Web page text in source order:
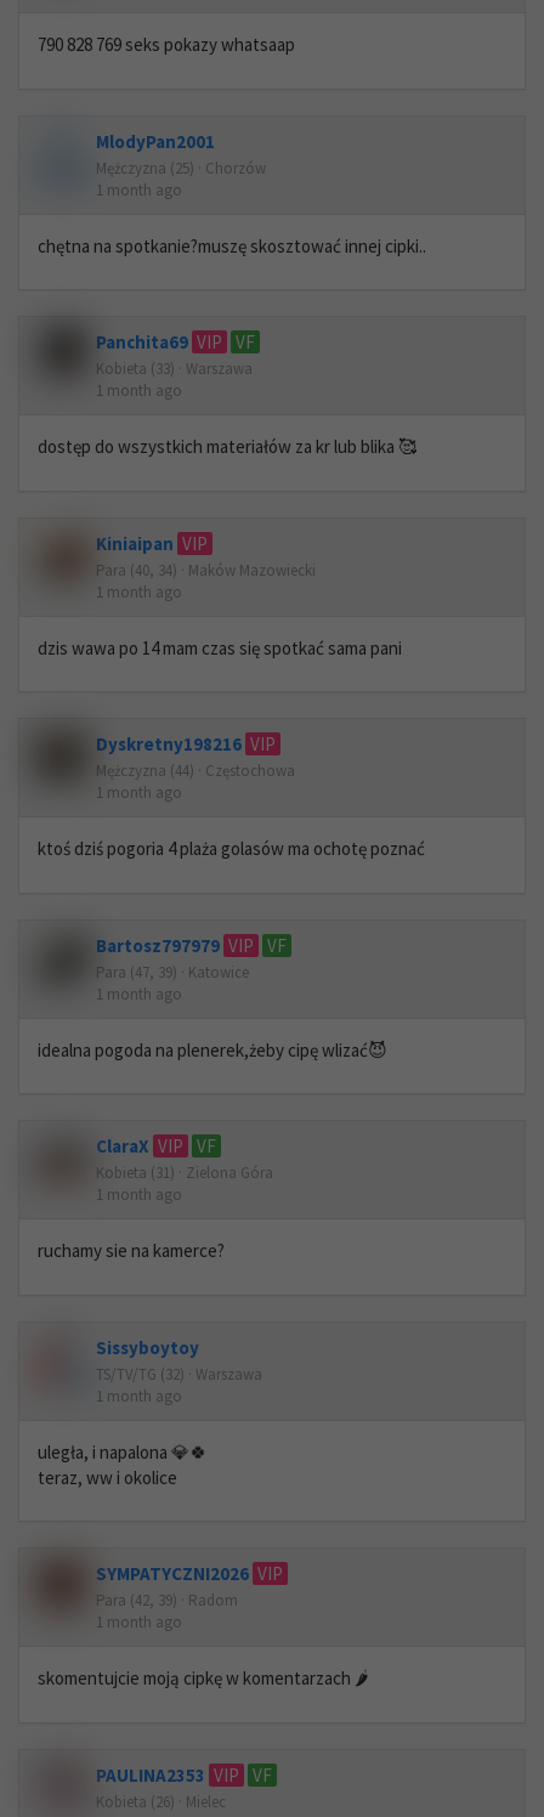
790 828 769 seks pokazy whatsaap
MlodyPan2001
Mężczyzna (25) · Chorzów
1 month ago
chętna na spotkanie?muszę skosztować innej cipki..
Panchita69 VIP VF
Kobieta (33) · Warszawa
1 month ago
dostęp do wszystkich materiałów za kr lub blika 🥰
Kiniaipan VIP
Para (40, 34) · Maków Mazowiecki
1 month ago
dzis wawa po 14 mam czas się spotkać sama pani
Dyskretny198216 VIP
Mężczyzna (44) · Częstochowa
1 month ago
ktoś dziś pogoria 4 plaża golasów ma ochotę poznać
Bartosz797979 VIP VF
Para (47, 39) · Katowice
1 month ago
idealna pogoda na plenerek,żeby cipę wlizać😈
ClaraX VIP VF
Kobieta (31) · Zielona Góra
1 month ago
ruchamy sie na kamerce?
Sissyboytoy
TS/TV/TG (32) · Warszawa
1 month ago
uległa, i napalona 💎🍀
teraz, ww i okolice
SYMPATYCZNI2026 VIP
Para (42, 39) · Radom
1 month ago
skomentujcie moją cipkę w komentarzach 🌶️
PAULINA2353 VIP VF
Kobieta (26) · Mielec